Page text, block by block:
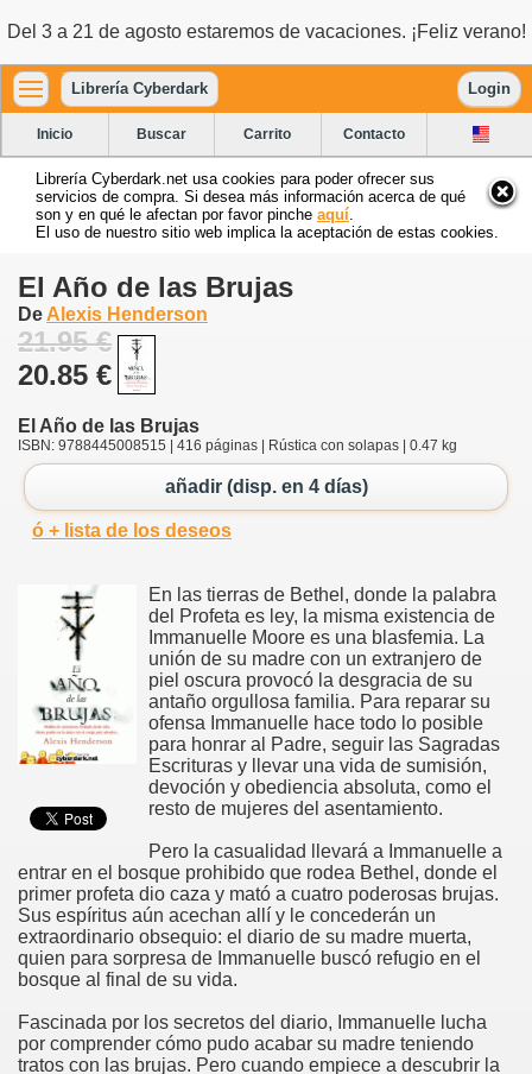
Del 3 a 21 de agosto estaremos de vacaciones. ¡Feliz verano!
Librería Cyberdark Login
Inicio Buscar Carrito Contacto
Librería Cyberdark.net usa cookies para poder ofrecer sus
servicios de compra. Si desea más información acerca de qué
son y en qué le afectan por favor pinche aquí
El uso de nuestro sitio web implica la aceptación de estas cookies.
El Año de las Brujas
De Alexis Henderson
21.95 €
20.85 €
El Año de las Brujas
ISBN: 9788445008515 | 416 páginas | Rústica con solapas | 0.47 kg
añadir (disp. en 4 días)
ó + lista de los deseos
En las tierras de Bethel, donde la palabra
del Profeta es ley, la misma existencia de
Immanuelle Moore es una blasfemia. La
unión de su madre con un extranjero de
piel oscura provocó la desgracia de su
antaño orgullosa familia. Para reparar su
ofensa Immanuelle hace todo lo posible
para honrar al Padre, seguir las Sagradas
Escrituras y llevar una vida de sumisión,
devoción y obediencia absoluta, como el
resto de mujeres del asentamiento.
Pero la casualidad llevará a Immanuelle a
entrar en el bosque prohibido que rodea Bethel, donde el
primer profeta dio caza y mató a cuatro poderosas brujas.
Sus espíritus aún acechan allí y le concederán un
extraordinario obsequio: el diario de su madre muerta,
quien para sorpresa de Immanuelle buscó refugio en el
bosque al final de su vida.
Fascinada por los secretos del diario, Immanuelle lucha
por comprender cómo pudo acabar su madre teniendo
tratos con las brujas. Pero cuando empiece a descubrir la